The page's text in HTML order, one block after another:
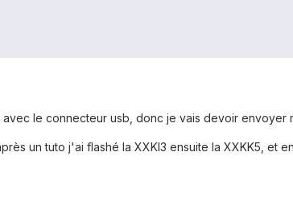
le connecteur usb, donc je vais devoir envoyer
un tuto j'ai flashé la XXKI3 ensuite la XXKK5, et